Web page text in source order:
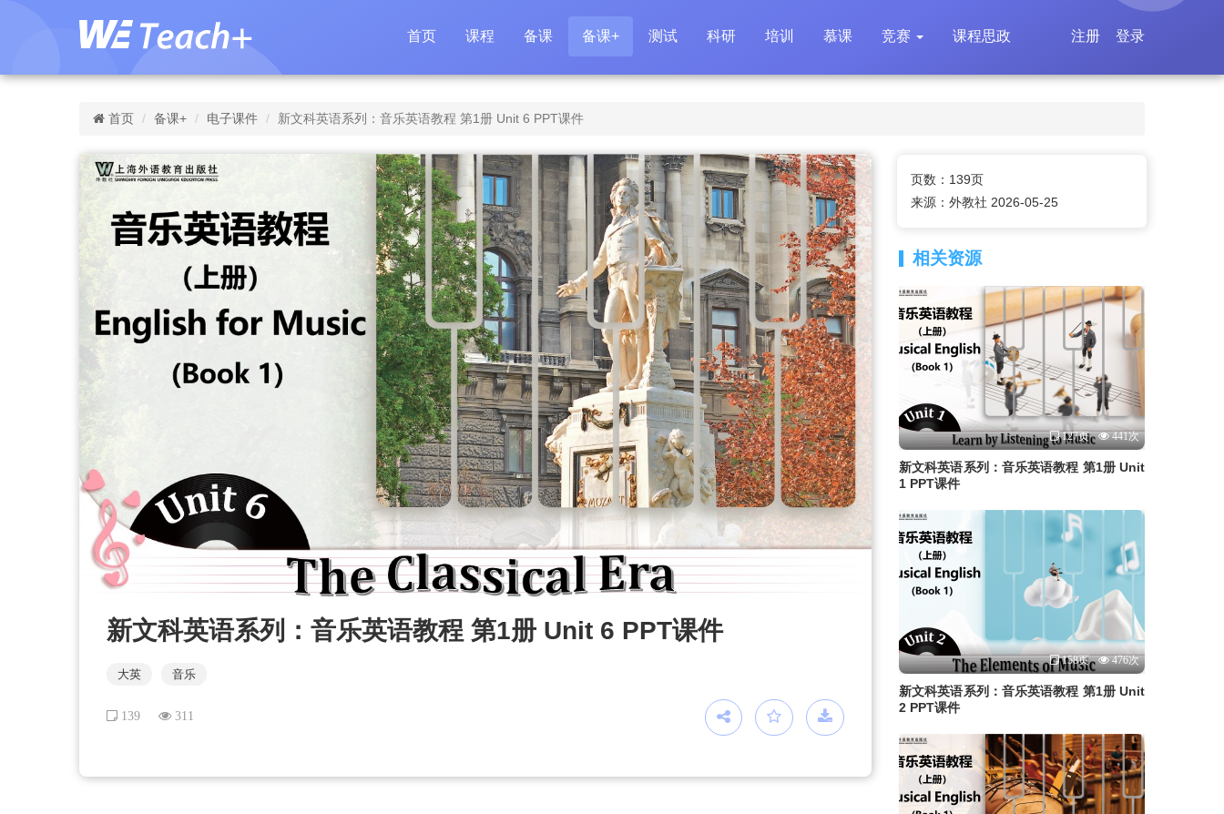
首页 课程 备课 备课+ 测试 科研 培训 慕课 竞赛 课程思政 登录
注册
首页 备课+ 电子课件 新文科英语系列：音乐英语教程 第1册 Unit 6 PPT课件
新文科英语系列：音乐英语教程 第1册 Unit 6 PPT课件
大英 音乐
139 311
页数：139页
来源：外教社 2026-05-25
相关资源
127页 441次
新文科英语系列：音乐英语教程 第1册 Unit
1 PPT课件
158页 476次
新文科英语系列：音乐英语教程 第1册 Unit
2 PPT课件